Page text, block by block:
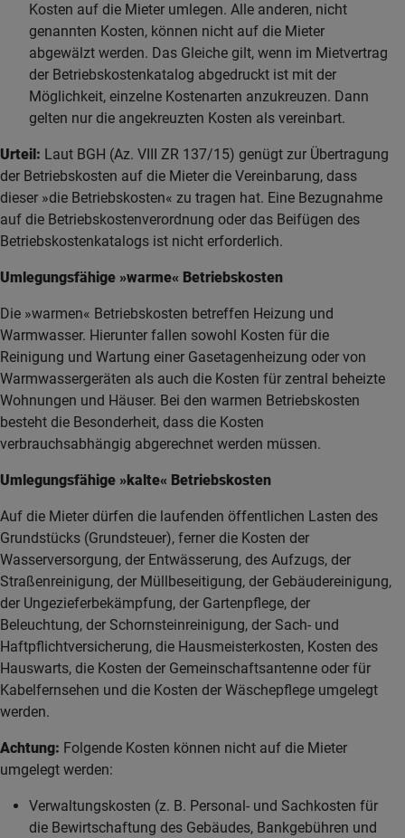
Kosten auf die Mieter umlegen. Alle anderen, nicht
genannten Kosten, können nicht auf die Mieter
abgewälzt werden. Das Gleiche gilt, wenn im Mietvertrag
der Betriebskostenkatalog abgedruckt ist mit der
Möglichkeit, einzelne Kostenarten anzukreuzen. Dann
gelten nur die angekreuzten Kosten als vereinbart.
Urteil: Laut BGH (Az. VIII ZR 137/15) genügt zur Übertragung
der Betriebskosten auf die Mieter die Vereinbarung, dass
dieser »die Betriebskosten« zu tragen hat. Eine Bezugnahme
auf die Betriebskostenverordnung oder das Beifügen des
Betriebskostenkatalogs ist nicht erforderlich.
Umlegungsfähige »warme« Betriebskosten
Die »warmen« Betriebskosten betreffen Heizung und
Warmwasser. Hierunter fallen sowohl Kosten für die
Reinigung und Wartung einer Gasetagenheizung oder von
Warmwassergeräten als auch die Kosten für zentral beheizte
Wohnungen und Häuser. Bei den warmen Betriebskosten
besteht die Besonderheit, dass die Kosten
verbrauchsabhängig abgerechnet werden müssen.
Umlegungsfähige »kalte« Betriebskosten
Auf die Mieter dürfen die laufenden öffentlichen Lasten des
Grundstücks (Grundsteuer), ferner die Kosten der
Wasserversorgung, der Entwässerung, des Aufzugs, der
Straßenreinigung, der Müllbeseitigung, der Gebäudereinigung,
der Ungezieferbekämpfung, der Gartenpflege, der
Beleuchtung, der Schornsteinreinigung, der Sach- und
Haftpflichtversicherung, die Hausmeisterkosten, Kosten des
Hauswarts, die Kosten der Gemeinschaftsantenne oder für
Kabelfernsehen und die Kosten der Wäschepflege umgelegt
werden.
Achtung: Folgende Kosten können nicht auf die Mieter
umgelegt werden:
Verwaltungskosten (z. B. Personal- und Sachkosten für
die Bewirtschaftung des Gebäudes, Bankgebühren und